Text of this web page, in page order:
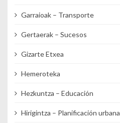
Garraioak – Transporte
Gertaerak – Sucesos
Gizarte Etxea
Hemeroteka
Hezkuntza – Educación
Hirigintza – Planificación urbana